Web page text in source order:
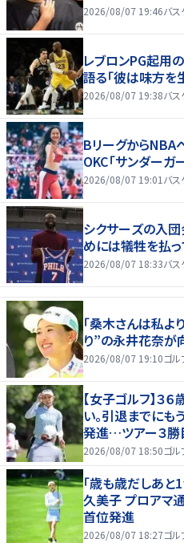
2026/08/07 19:46バス
レブロンPG起用
語る「彼は味方を
2026/08/07 19:38バス
Bリーグから
OKC「サンダーガ
2026/08/07 19:01 バス
シクサーズの入
めには犠牲を払っ
2026/08/07 18:33バス
「桑木さんは私よ
り”の永井花奈が
2026/08/07 19:10ゴル
【女子ゴルフ】３
い。引退までにも
発進…ツアー３勝
2026/08/07 18:50ゴル
「歳も歳だしあと
久美子 プロアマ
首位発進
2026/08/07 18:27ゴル